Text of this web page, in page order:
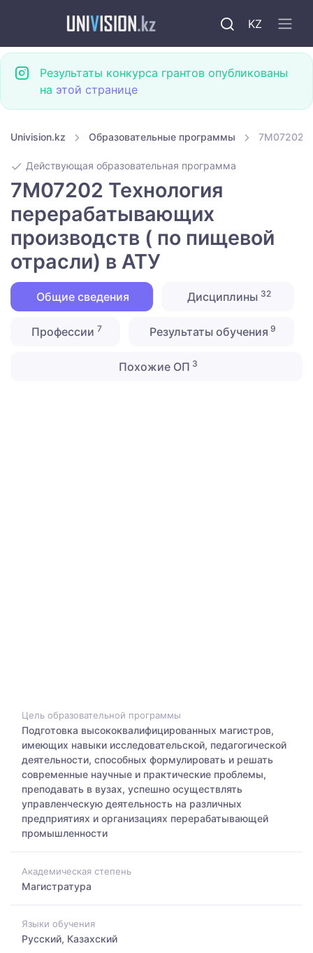
KZ
Результаты конкурса грантов опубликованы
на этой странице
Univision.kz Образовательные программы 7M07202
Действующая образовательная программа
7M07202 Технология
перерабатывающих
производств ( по пищевой
отрасли) в АТУ
Общие сведения Дисциплины 32
Профессии 7 Результаты обучения 9
Похожие ОП 3
Цель образовательной программы
Подготовка высококвалифицированных магистров,
имеющих навыки исследовательской, педагогической
деятельности, способных формулировать и решать
современные научные и практические проблемы,
преподавать в вузах, успешно осуществлять
управленческую деятельность на различных
предприятиях и организациях перерабатывающей
промышленности
Академическая степень
Магистратура
Языки обучения
Русский, Казахский